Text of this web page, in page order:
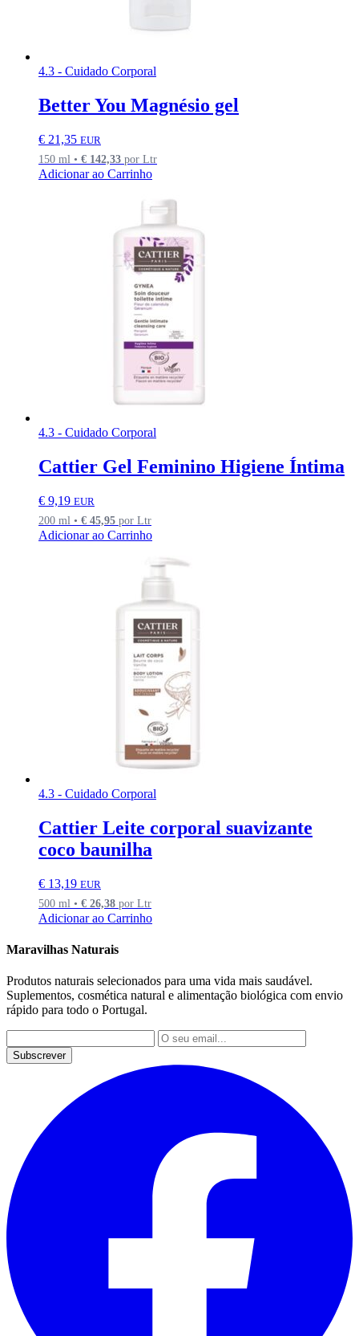
4.3 - Cuidado Corporal
Better You Magnésio gel
€ 21,35 EUR
150 ml • € 142,33 por Ltr
Adicionar ao Carrinho
4.3 - Cuidado Corporal
Cattier Gel Feminino Higiene Íntima
€ 9,19 EUR
200 ml • € 45,95 por Ltr
Adicionar ao Carrinho
4.3 - Cuidado Corporal
Cattier Leite corporal suavizante
coco baunilha
€ 13,19 EUR
500 ml • € 26,38 por Ltr
Adicionar ao Carrinho
Maravilhas Naturais
Produtos naturais selecionados para uma vida mais saudável.
Suplementos, cosmética natural e alimentação biológica com envio
rápido para todo o Portugal.
Subscrever